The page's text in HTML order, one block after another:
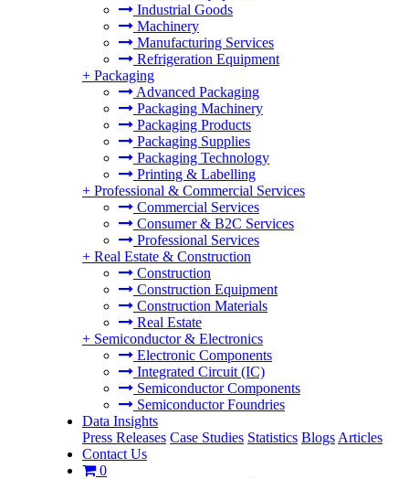
Industrial Goods
Machinery
Manufacturing Services
Refrigeration Equipment
+ Packaging
Advanced Packaging
Packaging Machinery
Packaging Products
Packaging Supplies
Packaging Technology
Printing & Labelling
+ Professional & Commercial Services
Commercial Services
Consumer & B2C Services
Professional Services
+ Real Estate & Construction
Construction
Construction Equipment
Construction Materials
Real Estate
+ Semiconductor & Electronics
Electronic Components
Integrated Circuit (IC)
Semiconductor Components
Semiconductor Foundries
Data Insights
Press Releases Case Studies Statistics Blogs Articles
Contact Us
0